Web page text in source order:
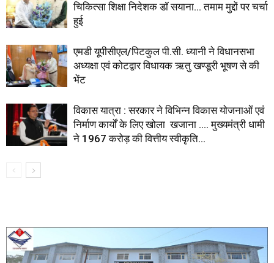
चिकित्सा शिक्षा निदेशक डॉ सयाना… तमाम मुद्दों पर चर्चा
हुई
एमडी यूपीसीएल/पिटकुल पी.सी. ध्यानी ने विधानसभा
अध्यक्षा एवं कोटद्वार विधायक ऋतु खण्डूरी भूषण से की
भेंट
विकास यात्रा : सरकार ने विभिन्न विकास योजनाओं एवं
निर्माण कार्यों के लिए खोला खजाना …. मुख्यमंत्री धामी
ने ₹1967 करोड़ की वित्तीय स्वीकृति...